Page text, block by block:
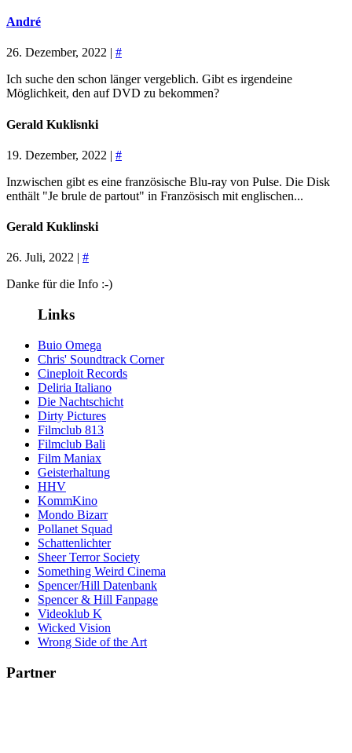
André
26. Dezember, 2022 | #
Ich suche den schon länger vergeblich. Gibt es irgendeine
Möglichkeit, den auf DVD zu bekommen?
Gerald Kuklisnki
19. Dezember, 2022 | #
Inzwischen gibt es eine französische Blu-ray von Pulse. Die Disk
enthält "Je brule de partout" in Französisch mit englischen...
Gerald Kuklinski
26. Juli, 2022 | #
Danke für die Info :-)
Links
Buio Omega
Chris' Soundtrack Corner
Cineploit Records
Deliria Italiano
Die Nachtschicht
Dirty Pictures
Filmclub 813
Filmclub Bali
Film Maniax
Geisterhaltung
HHV
KommKino
Mondo Bizarr
Pollanet Squad
Schattenlichter
Sheer Terror Society
Something Weird Cinema
Spencer/Hill Datenbank
Spencer & Hill Fanpage
Videoklub K
Wicked Vision
Wrong Side of the Art
Partner